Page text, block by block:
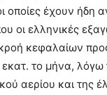
οποίες έχουν ήδη
οι ελληνικές
κεφαλαίων
εκατ. το μήνα,
αερίου και της